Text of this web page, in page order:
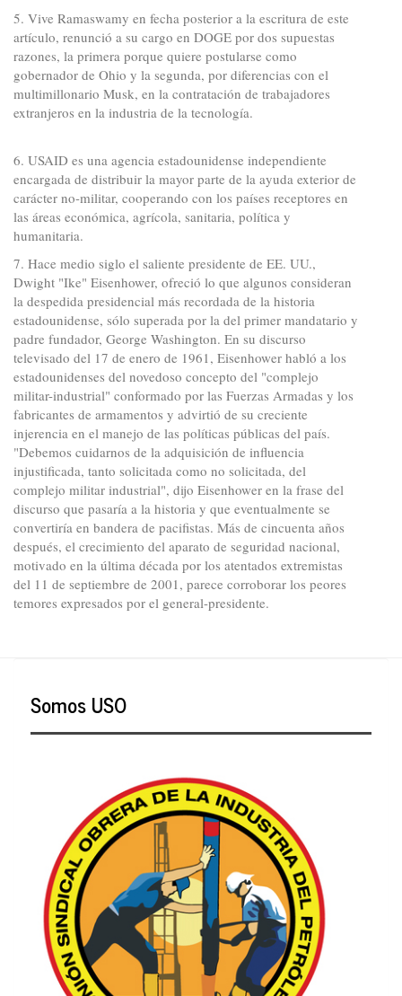
5. Vive Ramaswamy en fecha posterior a la escritura de este
artículo, renunció a su cargo en DOGE por dos supuestas
razones, la primera porque quiere postularse como
gobernador de Ohio y la segunda, por diferencias con el
multimillonario Musk, en la contratación de trabajadores
extranjeros en la industria de la tecnología.
6. USAID es una agencia estadounidense independiente
encargada de distribuir la mayor parte de la ayuda exterior de
carácter no-militar, cooperando con los países receptores en
las áreas económica, agrícola, sanitaria, política y
humanitaria.
7. Hace medio siglo el saliente presidente de EE. UU.,
Dwight "Ike" Eisenhower, ofreció lo que algunos consideran
la despedida presidencial más recordada de la historia
estadounidense, sólo superada por la del primer mandatario y
padre fundador, George Washington. En su discurso
televisado del 17 de enero de 1961, Eisenhower habló a los
estadounidenses del novedoso concepto del "complejo
militar-industrial" conformado por las Fuerzas Armadas y los
fabricantes de armamentos y advirtió de su creciente
injerencia en el manejo de las políticas públicas del país.
"Debemos cuidarnos de la adquisición de influencia
injustificada, tanto solicitada como no solicitada, del
complejo militar industrial", dijo Eisenhower en la frase del
discurso que pasaría a la historia y que eventualmente se
convertiría en bandera de pacifistas. Más de cincuenta años
después, el crecimiento del aparato de seguridad nacional,
motivado en la última década por los atentados extremistas
del 11 de septiembre de 2001, parece corroborar los peores
temores expresados por el general-presidente.
Somos USO